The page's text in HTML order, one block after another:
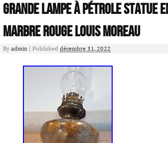
Grande lampe à pétrole Statue
Marbre Rouge Louis Moreau
By admin Published décembre 31, 2022